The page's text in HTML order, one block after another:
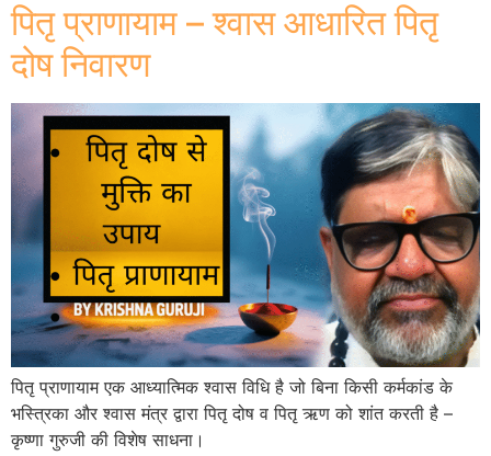
पितृ प्राणायाम – श्वास आधारित पितृ
दोष निवारण
पितृ प्राणायाम एक आध्यात्मिक श्वास विधि है जो बिना किसी कर्मकांड के
भस्त्रिका और श्वास मंत्र द्वारा पितृ दोष व पितृ ऋण को शांत करती है –
कृष्णा गुरुजी की विशेष साधना।